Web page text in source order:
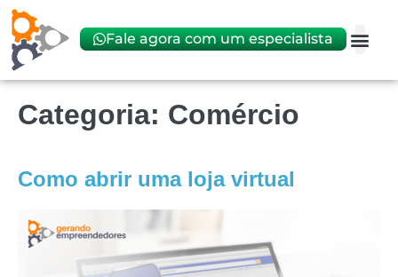
Fale agora com um especialista
Categoria: Comércio
Como abrir uma loja virtual